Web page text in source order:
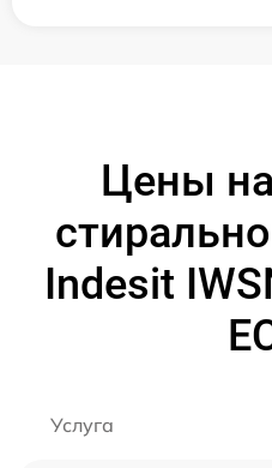
Цены
Indesit
Услуга